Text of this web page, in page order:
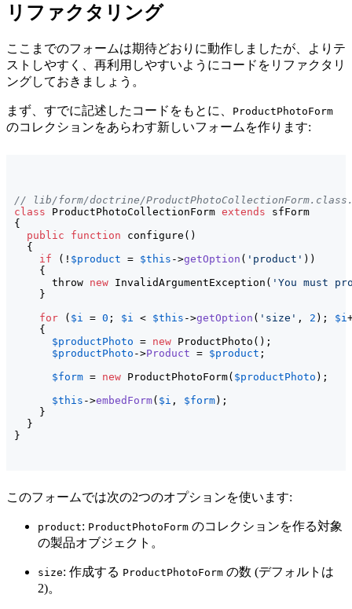
リファクタリング
ここまでのフォームは期待どおりに動作しましたが、よりテ
ストしやすく、再利用しやすいようにコードをリファクタリ
ングしておきましょう。
まず、すでに記述したコードをもとに、 ProductPhotoForm
のコレクションをあらわす新しいフォームを作ります:
// lib/form/doctrine/
class ProductPhotoCollectionForm extends
{
public
function configure ( )
{
if
( ! $product = $this ->getOption ( 'product' ) )
{
      throw
new InvalidArgumentException ( 'You must
}
for
( $i = 0 ; $i < $this ->getOption ( 'size' , 2 ) ; $i
{
$productPhoto = new ProductPhoto ( ) ;
$productPhoto ->Product = $product ;
$form = new ProductPhotoForm( $productPhoto ) ;
$this ->embedForm( $i , $form) ;
}
}
}
このフォームでは次の2つのオプションを使います:
product: ProductPhotoForm のコレクションを作る対象
の製品オブジェクト。
size: 作成する ProductPhotoForm の数 (デフォルトは
2)。